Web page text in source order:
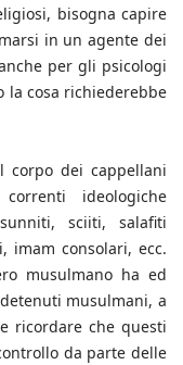
bisogna capire
in un agente dei
per gli psicologi
la cosa richiederebbe
corpo dei cappellani
ideologiche
sciiti, salafiti
imam consolari, ecc.
musulmano ha ed
musulmani, a
ricordare che questi
da parte delle